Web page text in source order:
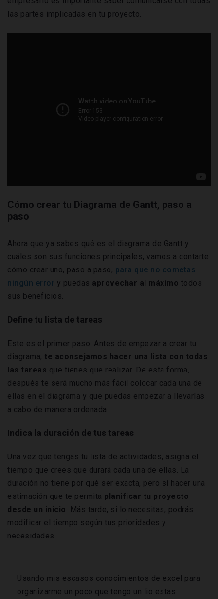
las partes implicadas en tu proyecto.
Cómo crear tu Diagrama de Gantt, paso a
paso
Ahora que ya sabes qué es el diagrama de Gantt y
cuáles son sus funciones principales, vamos a contarte
cómo crear uno, paso a paso, para que no cometas
ningún error y puedas aprovechar al máximo todos
sus beneficios.
Define tu lista de tareas
Este es el primer paso. Antes de empezar a crear tu
diagrama, te aconsejamos hacer una lista con todas
las tareas que tienes que realizar. De esta forma,
después te será mucho más fácil colocar cada una de
ellas en el diagrama y que puedas empezar a llevarlas
a cabo de manera ordenada.
Indica la duración de tus tareas
Una vez que tengas tu lista de actividades, asigna el
tiempo que crees que durará cada una de ellas. La
duración no tiene por qué ser exacta, pero sí hacer una
estimación que te permita planificar tu proyecto
desde un inicio . Más tarde, si lo necesitas, podrás
modificar el tiempo según tus prioridades y
necesidades.
Usando mis escasos conocimientos de excel para
organizarme un poco que tengo un lio estas